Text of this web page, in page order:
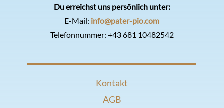
Du erreichst uns persönlich unter:
E-Mail: info@pater-pio.com
Telefonnummer: +43 681 10482542
Kontakt
AGB